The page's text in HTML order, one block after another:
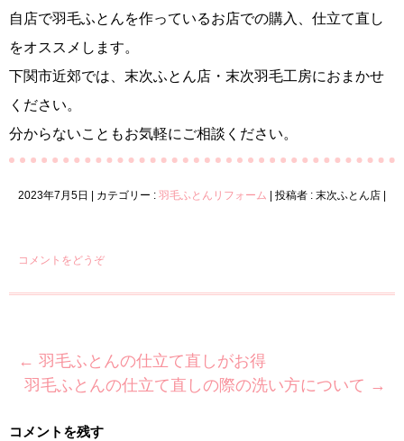
自店で羽毛ふとんを作っているお店での購入、仕立て直し
をオススメします。
下関市近郊では、末次ふとん店・末次羽毛工房におまかせ
ください。
分からないこともお気軽にご相談ください。
2023年7月5日 カテゴリー : 羽毛ふとんリフォーム 投稿者 : 末次ふとん店
コメントをどうぞ
← 羽毛ふとんの仕立て直しがお得
羽毛ふとんの仕立て直しの際の洗い方について →
コメントを残す